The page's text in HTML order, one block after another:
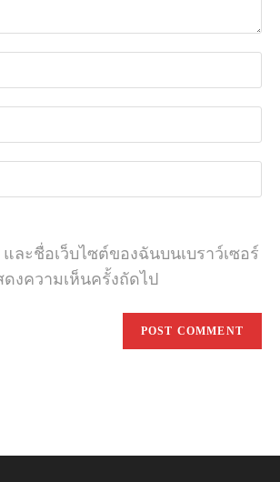
ละชื่อเว็บไซต์ของฉันบนเบราว์เซอร์
งความเห็นครั้งถัดไป